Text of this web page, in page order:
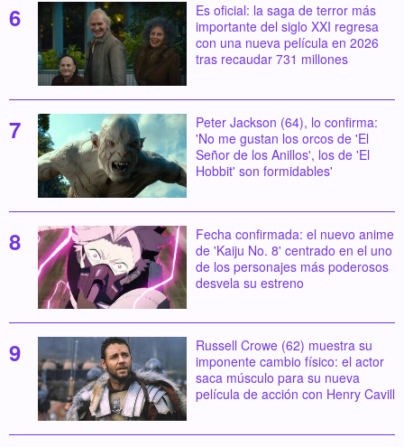
Es oficial: la saga de terror más
importante del siglo XXI regresa
con una nueva película en 2026
tras recaudar 731 millones
Peter Jackson (64), lo confirma:
'No me gustan los orcos de 'El
Señor de los Anillos', los de 'El
Hobbit' son formidables'
Fecha confirmada: el nuevo anime
de 'Kaiju No. 8' centrado en el uno
de los personajes más poderosos
desvela su estreno
Russell Crowe (62) muestra su
imponente cambio físico: el actor
saca músculo para su nueva
película de acción con Henry Cavill